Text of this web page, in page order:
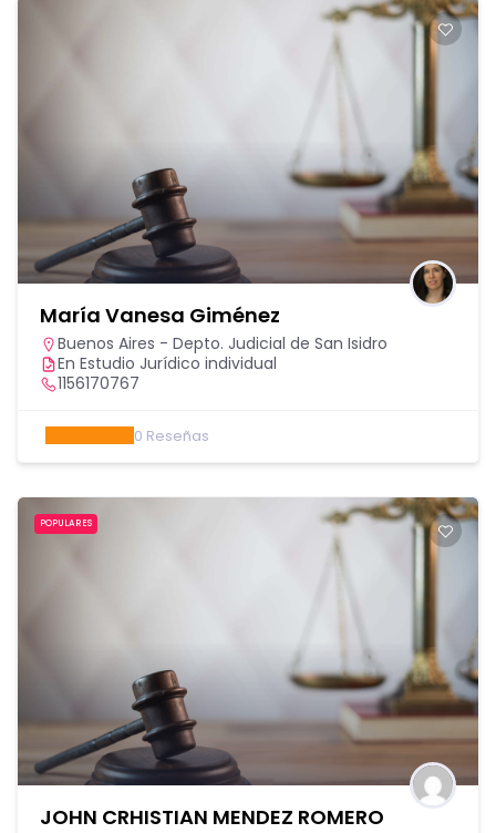
María Vanesa Giménez
Buenos Aires - Depto. Judicial de San Isidro
En Estudio Jurídico individual
1156170767
0 Reseñas
POPULARES
JOHN CRHISTIAN MENDEZ ROMERO